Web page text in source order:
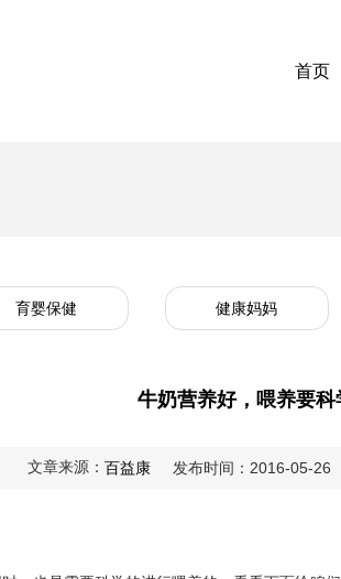
首页
育婴保健 健康妈妈
牛奶营养好，喂养要科
文章来源： 百益康 发布时间：2016-05-26